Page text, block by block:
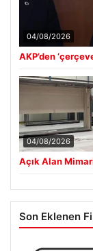
04/08/2026
AKP’den
04/08/2026
Açık Alan
Son Eklenen